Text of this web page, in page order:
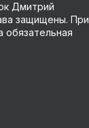
Дмитрий
защищены. При
обязательная